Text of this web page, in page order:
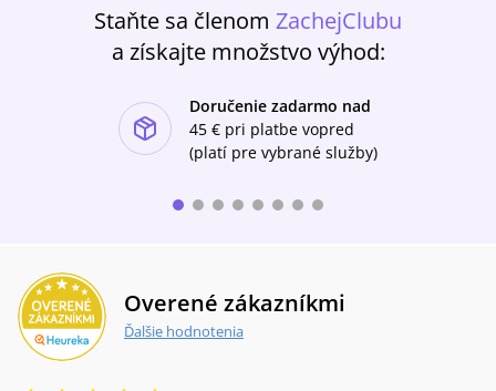
Staňte sa členom ZachejClubu
a získajte množstvo výhod:
Doručenie zadarmo nad
45 € pri platbe vopred
(platí pre vybrané služby)
Overené zákazníkmi
Ďalšie hodnotenia